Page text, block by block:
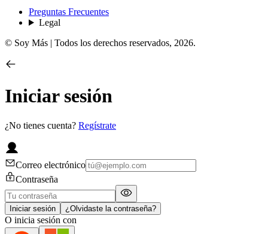
Preguntas Frecuentes
Legal
© Soy Más | Todos los derechos reservados, 2026.
Iniciar sesión
¿No tienes cuenta? Regístrate
Correo electrónico
Contraseña
Iniciar sesión ¿Olvidaste la contraseña?
O inicia sesión con